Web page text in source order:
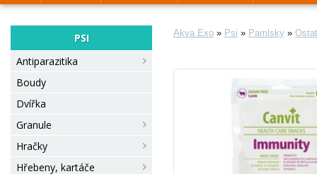
PSI
Antiparazitika
Boudy
Dvířka
Granule
Hračky
Hřebeny, kartáče
Akva Exo » Psi » Pamlsky »